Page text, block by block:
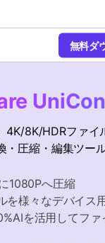
無料ダ
換ソフト
版
テキストに
便利にテキストに変換
イン動画圧縮ツール
画像の無料圧縮
ド
4K/8K/HDRファイ
圧縮・編集ツール
1080Pへ圧縮
を様々なデバイス
を活用してファ